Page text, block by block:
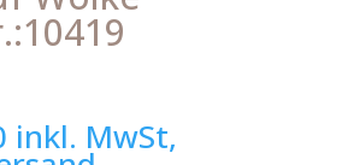
inkl. MwSt,